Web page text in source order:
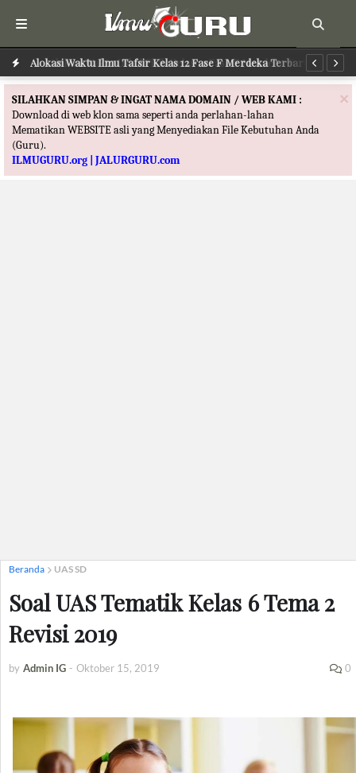
Alokasi Waktu Ilmu Tafsir Kelas 12 Fase F Merdeka Terbaru
×
SILAHKAN SIMPAN & INGAT NAMA DOMAIN / WEB KAMI :
Download di web klon sama seperti anda perlahan-lahan
Mematikan WEBSITE asli yang Menyediakan File Kebutuhan Anda
(Guru).
ILMUGURU.org | JALURGURU.com
Beranda UAS SD
Soal UAS Tematik Kelas 6 Tema 2
Revisi 2019
by Admin IG - Oktober 15, 2019 0